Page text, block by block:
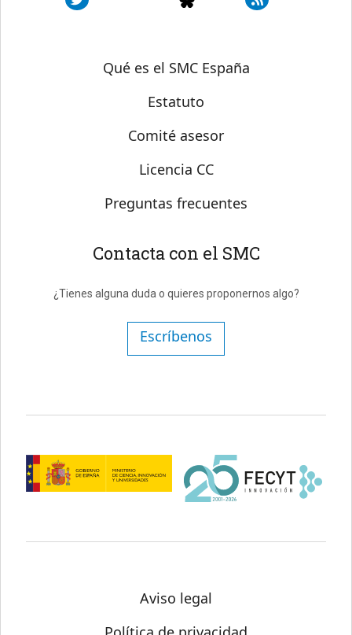
Sobre SMC España
Qué es el SMC España
Estatuto
Comité asesor
Licencia CC
Preguntas frecuentes
Contacta con el SMC
¿Tienes alguna duda o quieres proponernos algo?
Escríbenos
Aviso legal